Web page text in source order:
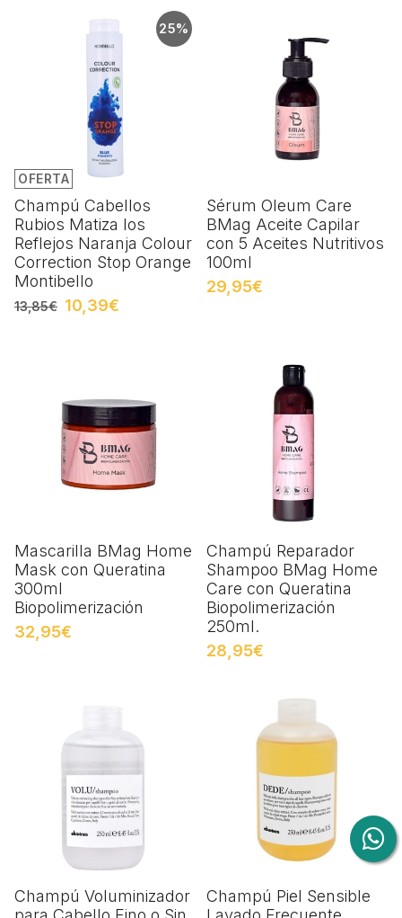
25%
OFERTA
Champú Cabellos
Rubios Matiza los
Reflejos Naranja Colour
Correction Stop Orange
Montibello
13,85€ 10,39€
Sérum Oleum Care
BMag Aceite Capilar
con 5 Aceites Nutritivos
100ml
29,95€
Mascarilla BMag Home
Mask con Queratina
300ml
Biopolimerización
32,95€
Champú Reparador
Shampoo BMag Home
Care con Queratina
Biopolimerización
250ml.
28,95€
Champú Voluminizador
Champú Piel Sensible